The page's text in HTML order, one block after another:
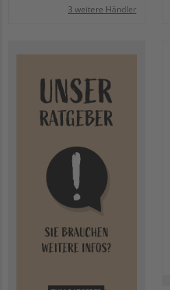
3 weitere Händler